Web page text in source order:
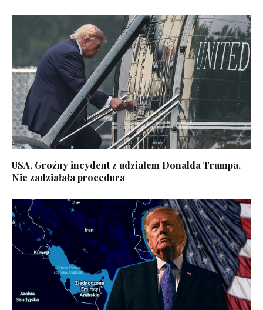
USA. Groźny incydent z udziałem Donalda Trumpa.
Nie zadziałała procedura